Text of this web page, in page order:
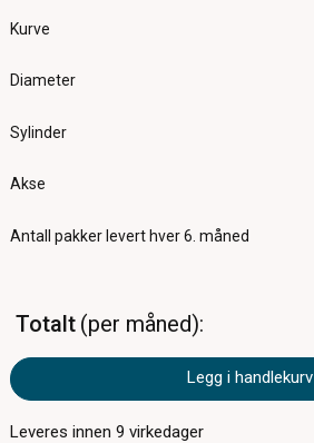
Kurve
Diameter
Sylinder
Akse
Antall pakker levert hver 6. måned
Totalt per måned
Legg i handlekurv
Leveres innen9 virkedager